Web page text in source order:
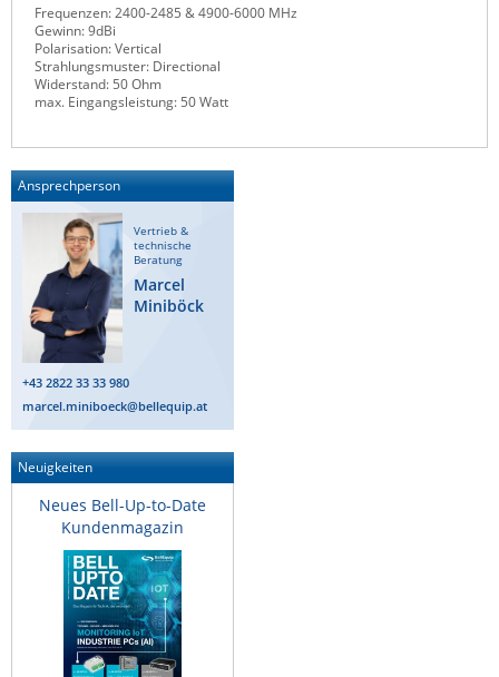
Sunbird
Tactical Software
TEKTELIC
Unwired Networks
Vision
WATTECO
Westermo
Yuasa
ZPE Systems
News zu unseren Herstellern
Frequenzen: 2400-2485 & 4900-6000 MHz
Gewinn: 9dBi
Polarisation: Vertical
Strahlungsmuster: Directional
Widerstand: 50 Ohm
max. Eingangsleistung: 50 Watt
Ansprechperson
Vertrieb &
technische
Beratung
Marcel
Miniböck
+43 2822 33 33 980
marcel.miniboeck@bellequip.at
Neuigkeiten
Neues Bell-Up-to-Date
Kundenmagazin